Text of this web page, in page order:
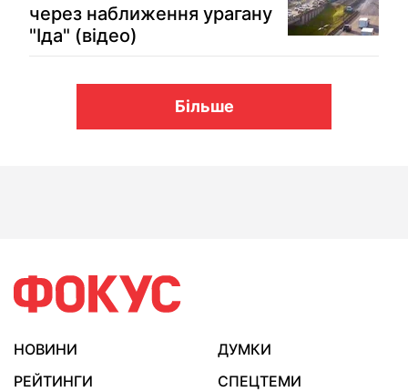
через наближення урагану
"Іда" (відео)
Більше
НОВИНИ
ДУМКИ
РЕЙТИНГИ
СПЕЦТЕМИ